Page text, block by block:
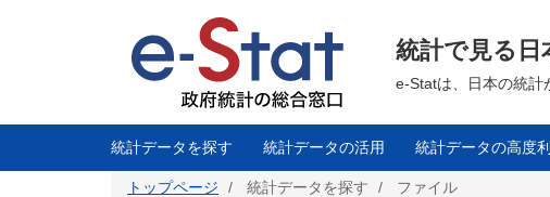
に
統計で見る日
e-Statは、日本の統計
統計データを探す 統計データの活用 統計データの高度
トップページ 統計データを探す ファイル